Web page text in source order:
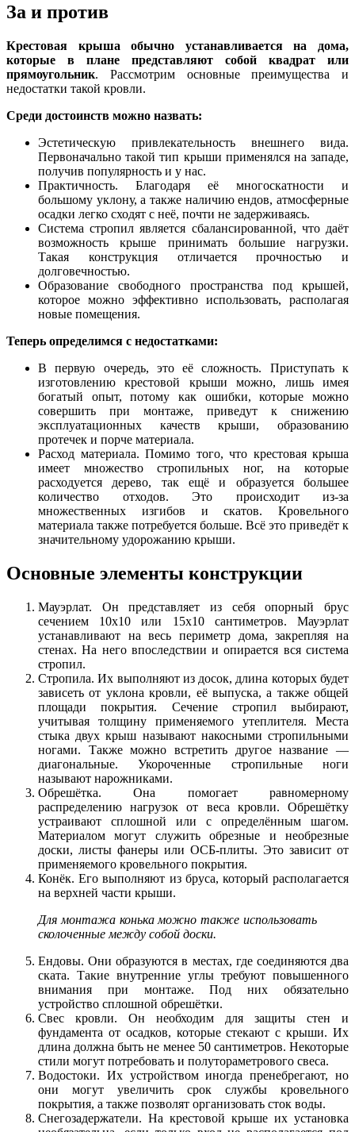
За и против
Крестовая крыша обычно устанавливается на дома,
которые в плане представляют собой квадрат или
прямоугольник. Рассмотрим основные преимущества и
недостатки такой кровли.
Среди достоинств можно назвать:
Эстетическую привлекательность внешнего вида.
Первоначально такой тип крыши применялся на западе,
получив популярность и у нас.
Практичность. Благодаря её многоскатности и
большому уклону, а также наличию ендов, атмосферные
осадки легко сходят с неё, почти не задерживаясь.
Система стропил является сбалансированной, что даёт
возможность крыше принимать большие нагрузки.
Такая конструкция отличается прочностью и
долговечностью.
Образование свободного пространства под крышей,
которое можно эффективно использовать, располагая
новые помещения.
Теперь определимся с недостатками:
В первую очередь, это её сложность. Приступать к
изготовлению крестовой крыши можно, лишь имея
богатый опыт, потому как ошибки, которые можно
совершить при монтаже, приведут к снижению
эксплуатационных качеств крыши, образованию
протечек и порче материала.
Расход материала. Помимо того, что крестовая крыша
имеет множество стропильных ног, на которые
расходуется дерево, так ещё и образуется большее
количество отходов. Это происходит из-за
множественных изгибов и скатов. Кровельного
материала также потребуется больше. Всё это приведёт к
значительному удорожанию крыши.
Основные элементы конструкции
Мауэрлат. Он представляет из себя опорный брус
сечением 10х10 или 15х10 сантиметров. Мауэрлат
устанавливают на весь периметр дома, закрепляя на
стенах. На него впоследствии и опирается вся система
стропил.
Стропила. Их выполняют из досок, длина которых будет
зависеть от уклона кровли, её выпуска, а также общей
площади покрытия. Сечение стропил выбирают,
учитывая толщину применяемого утеплителя. Места
стыка двух крыш называют накосными стропильными
ногами. Также можно встретить другое название —
диагональные. Укороченные стропильные ноги
называют нарожниками.
Обрешётка. Она помогает равномерному
распределению нагрузок от веса кровли. Обрешётку
устраивают сплошной или с определённым шагом.
Материалом могут служить обрезные и необрезные
доски, листы фанеры или ОСБ-плиты. Это зависит от
применяемого кровельного покрытия.
Конёк. Его выполняют из бруса, который располагается
на верхней части крыши.
Для монтажа конька можно также использовать
сколоченные между собой доски.
Ендовы. Они образуются в местах, где соединяются два
ската. Такие внутренние углы требуют повышенного
внимания при монтаже. Под них обязательно
устройство сплошной обрешётки.
Свес кровли. Он необходим для защиты стен и
фундамента от осадков, которые стекают с крыши. Их
длина должна быть не менее 50 сантиметров. Некоторые
стили могут потребовать и полутораметрового свеса.
Водостоки. Их устройством иногда пренебрегают, но
они могут увеличить срок службы кровельного
покрытия, а также позволят организовать сток воды.
Снегозадержатели. На крестовой крыше их установка